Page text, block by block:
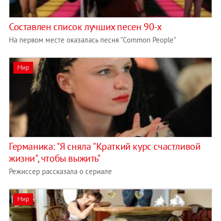
Составлен список лучших песен 90-х
На первом месте оказалась песня "Common People"
Мир
Германика: "Я сняла "Краткий курс счастливой
жизни", чтобы выжить"
Режиссер рассказала о сериале
Мир